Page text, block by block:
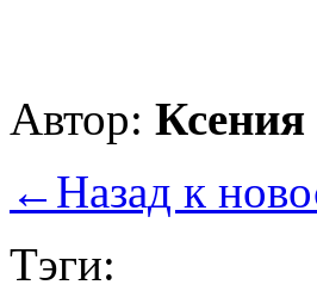
Автор:
← Назад к
Тэги: